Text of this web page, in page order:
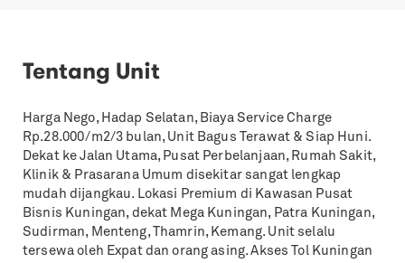
Tentang Unit
Harga Nego, Hadap Selatan, Biaya Service Charge
Rp.28.000/m2/3 bulan, Unit Bagus Terawat & Siap Huni.
Dekat ke Jalan Utama, Pusat Perbelanjaan, Rumah Sakit,
Klinik & Prasarana Umum disekitar sangat lengkap
mudah dijangkau. Lokasi Premium di Kawasan Pusat
Bisnis Kuningan, dekat Mega Kuningan, Patra Kuningan,
Sudirman, Menteng, Thamrin, Kemang. Unit selalu
tersewa oleh Expat dan orang asing. Akses Tol Kuningan